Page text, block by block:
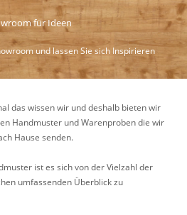
für Ideen
und lassen Sie sich Inspirieren
das wissen wir und deshalb bieten wir
Handmuster und Warenproben die wir
Hause senden.
ist es sich von der Vielzahl der
umfassenden Überblick zu